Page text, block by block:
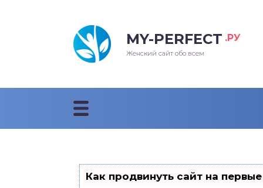
MY-PERFECT .РУ
Женский сайт обо всем
Как продвинуть сайт на
прически 2018
стрижки 2018